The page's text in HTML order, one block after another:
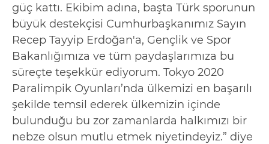
güç kattı. Ekibim adına, başta Türk sporunun
büyük destekçisi Cumhurbaşkanımız Sayın
Recep Tayyip Erdoğan'a, Gençlik ve Spor
Bakanlığımıza ve tüm paydaşlarımıza bu
süreçte teşekkür ediyorum. Tokyo 2020
Paralimpik Oyunları’nda ülkemizi en başarılı
şekilde temsil ederek ülkemizin içinde
bulunduğu bu zor zamanlarda halkımızı bir
nebze olsun mutlu etmek niyetindeyiz.” diye